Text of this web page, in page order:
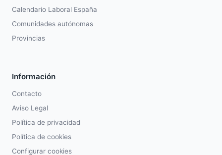
Calendario Laboral España
Comunidades autónomas
Provincias
Información
Contacto
Aviso Legal
Política de privacidad
Política de cookies
Configurar cookies